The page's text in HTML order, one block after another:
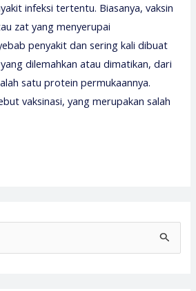
infeksi tertentu. Biasanya, vaksin
zat yang menyerupai
penyakit dan sering kali dibuat
dilemahkan atau dimatikan, dari
satu protein permukaannya.
vaksinasi, yang merupakan salah